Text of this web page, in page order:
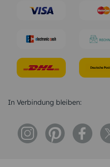
Konfirmation Glückwünsche
In Verbindung bleiben: